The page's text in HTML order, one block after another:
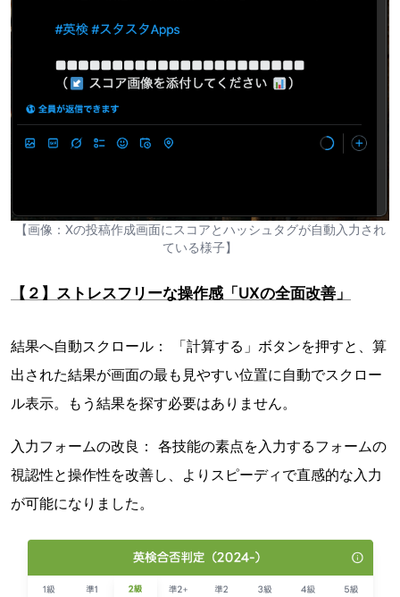
【画像：Xの投稿作成画面にスコアとハッシュタグが自動入力され
ている様子】
【２】ストレスフリーな操作感「UXの全面改善」
結果へ自動スクロール： 「計算する」ボタンを押すと、算
出された結果が画面の最も見やすい位置に自動でスクロー
ル表示。もう結果を探す必要はありません。
入力フォームの改良： 各技能の素点を入力するフォームの
視認性と操作性を改善し、よりスピーディで直感的な入力
が可能になりました。